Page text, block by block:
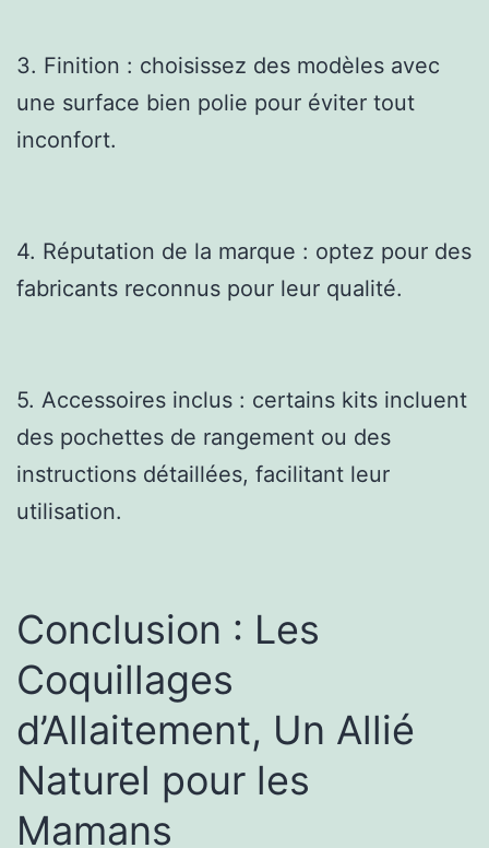
3. Finition : choisissez des modèles avec
une surface bien polie pour éviter tout
inconfort.
4. Réputation de la marque : optez pour des
fabricants reconnus pour leur qualité.
5. Accessoires inclus : certains kits incluent
des pochettes de rangement ou des
instructions détaillées, facilitant leur
utilisation.
Conclusion : Les
Coquillages
d’Allaitement, Un Allié
Naturel pour les
Mamans